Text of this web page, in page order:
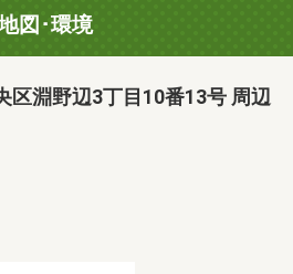
図･環境
区淵野辺3丁目10番13号 周辺